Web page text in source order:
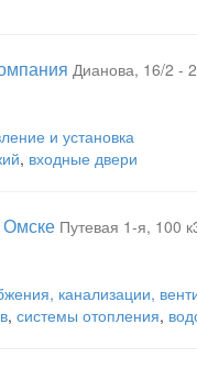
Дианова, 16/2 -
и установка
, входные двери
Омске Путевая 1-я, 100
канализации,
, системы отопления,